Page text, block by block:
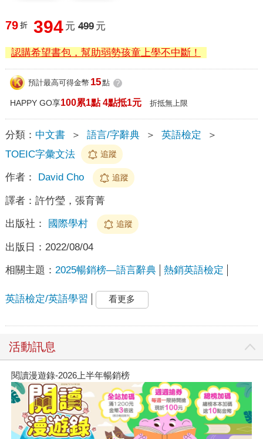
79 折 394 元 499 元
認購希望書包，幫助弱勢孩童上學不中斷！
預計最高可得金幣 15點 ?
HAPPY GO享100累1點 4點抵1元 折抵無上限
分類： 中文書 ＞ 語言/字辭典 ＞ 英語檢定
＞
TOEIC字彙文法
追蹤
作者： David Cho 追蹤
譯者： 許竹瑩，張育菁
出版社： 國際學村 追蹤
出版日： 2022/08/04
相關主題： 2025暢銷榜—語言辭典 熱銷英語檢定
英語檢定/英語學習 看更多
活動訊息
閱讀漫遊錄-2026上半年暢銷榜